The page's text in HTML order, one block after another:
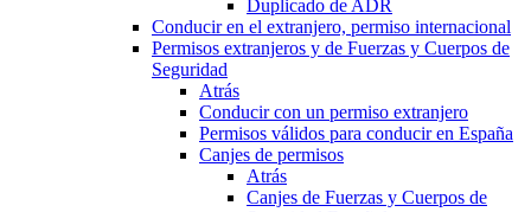
Duplicado de ADR
Conducir en el extranjero, permiso internacional
Permisos extranjeros y de Fuerzas y Cuerpos de
Seguridad
Atrás
Conducir con un permiso extranjero
Permisos válidos para conducir en España
Canjes de permisos
Atrás
Canjes de Fuerzas y Cuerpos de